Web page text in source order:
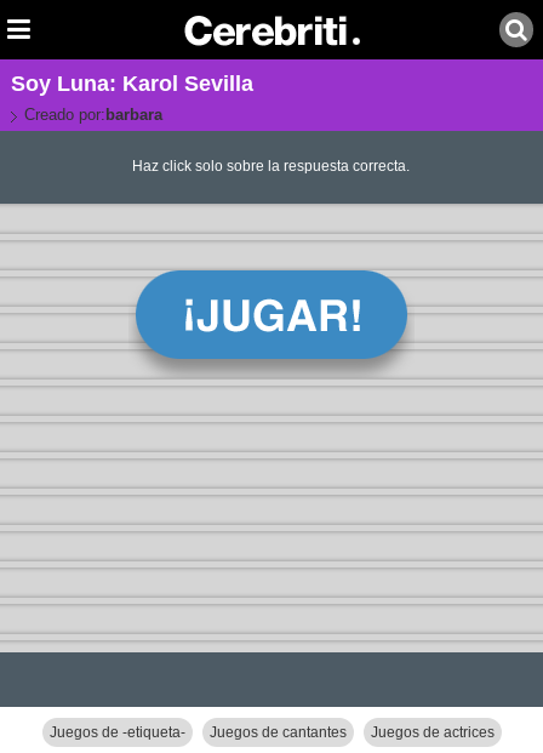
Soy Luna: Karol Sevilla
Creado por: barbara
Haz click solo sobre la respuesta correcta.
Juegos de -etiqueta- Juegos de cantantes Juegos de actrices